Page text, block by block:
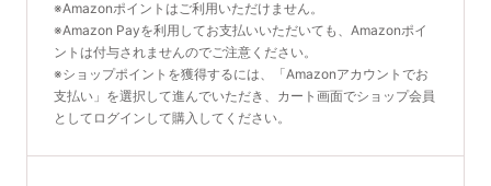
※Amazonポイントはご利用いただけません。
※Amazon Payを利用してお支払いいただいても、Amazonポイ
ントは付与されませんのでご注意ください。
※ショップポイントを獲得するには、「Amazonアカウントでお
支払い」を選択して進んでいただき、カート画面でショップ会員
としてログインして購入してください。